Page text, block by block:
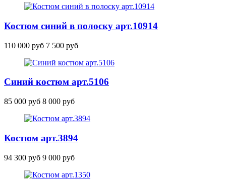
Костюм синий в полоску арт.10914
110 000 руб 7 500 руб
Синий костюм арт.5106
85 000 руб 8 000 руб
Костюм арт.3894
94 300 руб 9 000 руб